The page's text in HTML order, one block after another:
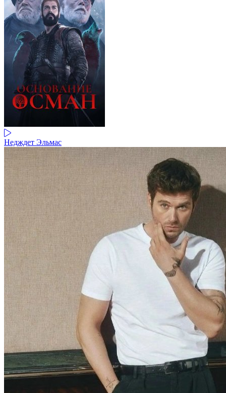
Недждет Эльмас